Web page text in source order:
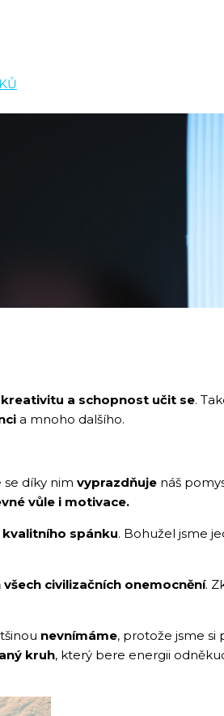
a schopnost učit se.
a mnoho dalšího.
se díky nim vyprazdňuje náš
vůle i motivace.
spánku. Bohužel jsme
civilizačních onemocnění.
nevnímáme, protože jsme si
kruh, který bere energii